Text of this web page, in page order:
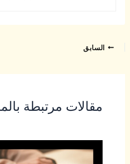
السابق
مقالات مرتبطة